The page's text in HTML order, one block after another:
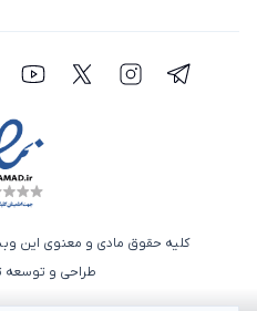
کلیه حقوق مادی و معنوی این
طراحی و
شبکه اجتماعی تلگرام
شبکه اجتماعی
شبکه